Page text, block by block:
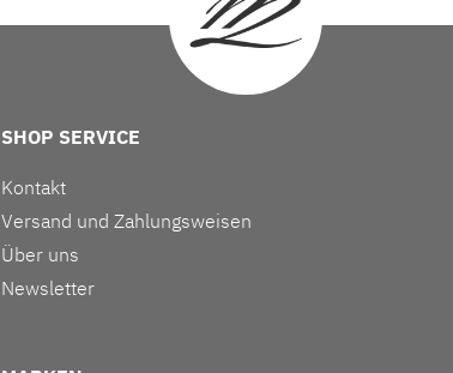
SHOP SERVICE
Kontakt
Versand und Zahlungsweisen
Über uns
Newsletter